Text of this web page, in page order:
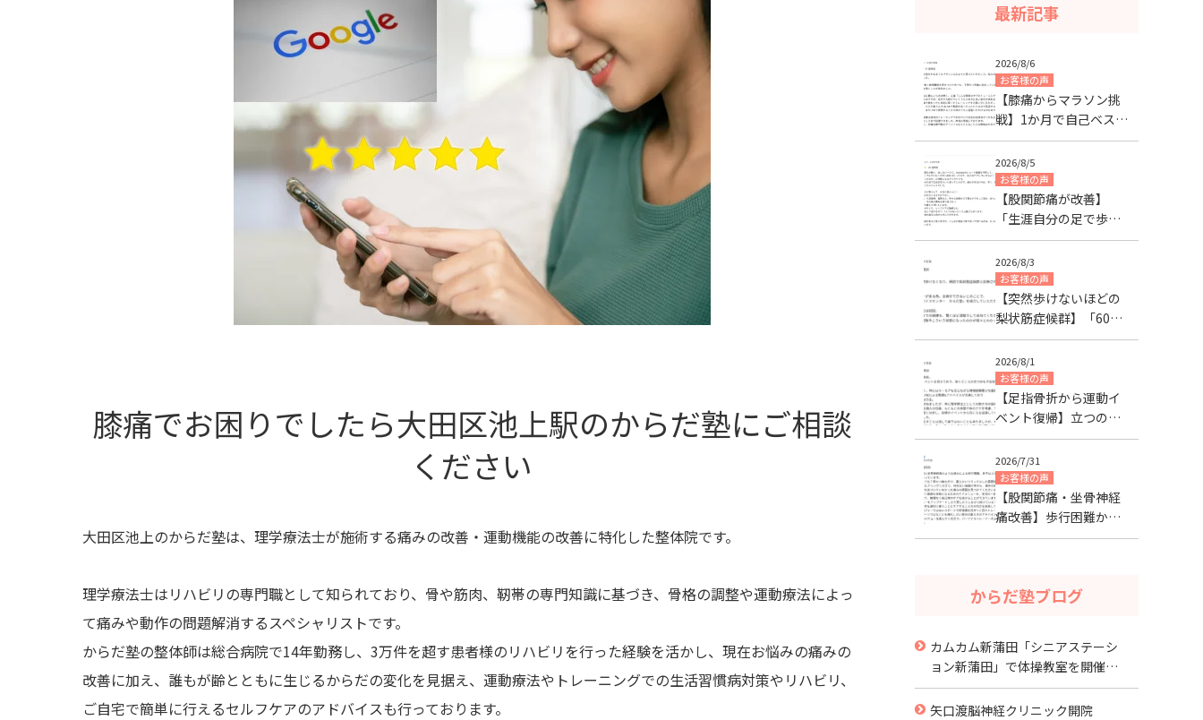
膝痛でお困りでしたら大田区池上駅のからだ塾にご相談
ください
大田区池上のからだ塾は、理学療法士が施術する痛みの改善・運動機能の改善に特化した整体院です。
理学療法士はリハビリの専門職として知られており、骨や筋肉、靭帯の専門知識に基づき、骨格の調整や運動療法によっ
て痛みや動作の問題解消するスペシャリストです。
からだ塾の整体師は総合病院で14年勤務し、3万件を超す患者様のリハビリを行った経験を活かし、現在お悩みの痛みの
改善に加え、誰もが齢とともに生じるからだの変化を見据え、運動療法やトレーニングでの生活習慣病対策やリハビリ、
ご自宅で簡単に行えるセルフケアのアドバイスも行っております。
最新記事
2026/8/6
お客様の声
【膝痛からマラソン挑
戦】1か月で自己ベスト
の距離まで回復した改
善事例｜40代男性
2026/8/5
お客様の声
【股関節痛が改善】
「生涯自分の足で歩き
たい」を叶えるため｜
神奈川県60代女性
2026/8/3
お客様の声
【突然歩けないほどの
梨状筋症候群】「60代
が不安」だった50代女
性が身体の変化を実感
2026/8/1
お客様の声
【足指骨折から運動イ
ベント復帰】立つのも
不安な状態から約2ヶ月
で目標達成した40代女
性
2026/7/31
お客様の声
【股関節痛・坐骨神経
痛改善】歩行困難から
回復し、親子で痛みを
【大田区山王】
からだ塾ブログ
カムカム新蒲田「シニアステーシ
ョン新蒲田」で体操教室を開催
中！
矢口渡脳神経クリニック開院